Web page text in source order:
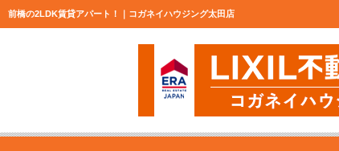
前橋の2LDK賃貸アパート！｜コガネイハウジング太田店